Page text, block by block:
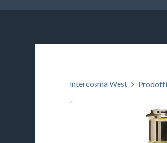
Intercosma West Prodotti